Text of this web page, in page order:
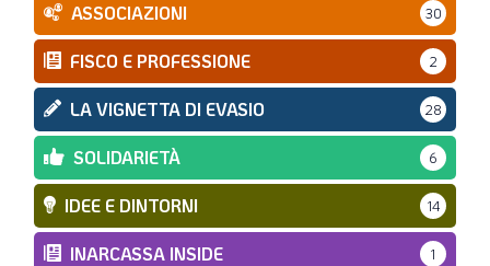
ASSOCIAZIONI 30
FISCO E PROFESSIONE 2
LA VIGNETTA DI EVASIO 28
SOLIDARIETÀ 6
IDEE E DINTORNI 14
INARCASSA INSIDE 1